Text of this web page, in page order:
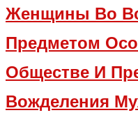
Женщины Во
Предметом
Обществе И
Вожделения